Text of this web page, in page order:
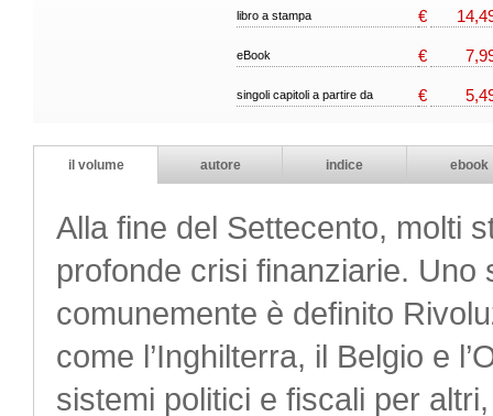
libro a stampa €
eBook €
singoli capitoli a partire da €
il volume autore indice ebook
Alla fine del Settecento, molti
profonde crisi finanziarie.
comunemente è definito
come l’Inghilterra, il Belgio e
sistemi politici e fiscali per